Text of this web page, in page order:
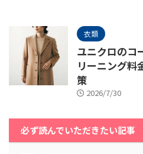
衣類
ユニクロのコ
リーニング料
策
2026/7/30
必ず読んでいただきたい記事